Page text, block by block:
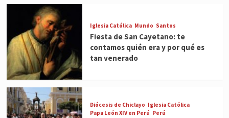
Iglesia Católica Mundo Santos
Fiesta de San Cayetano: te
contamos quién era y por qué es
tan venerado
Diócesis de Chiclayo Iglesia Católica
Papa León XIV en Perú Perú